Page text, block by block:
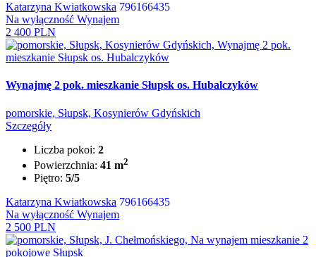
Katarzyna Kwiatkowska 796166435
Na wyłączność Wynajem
2 400 PLN
Wynajmę 2 pok. mieszkanie Słupsk os. Hubalczyków
pomorskie, Słupsk, Kosynierów Gdyńskich
Szczegóły
Liczba pokoi: 2
Powierzchnia: 41 m2
Piętro: 5/5
Katarzyna Kwiatkowska 796166435
Na wyłączność Wynajem
2 500 PLN